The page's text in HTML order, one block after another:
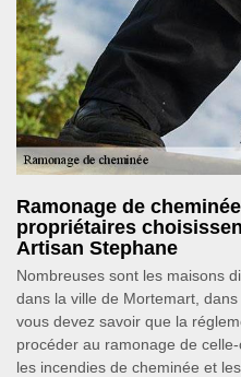
Ramonage de
propriétaires
Artisan Stephane
Nombreuses sont les maisons
dans la ville de Mortemart,
vous devez savoir que la
procéder au ramonage de
les incendies de cheminée et